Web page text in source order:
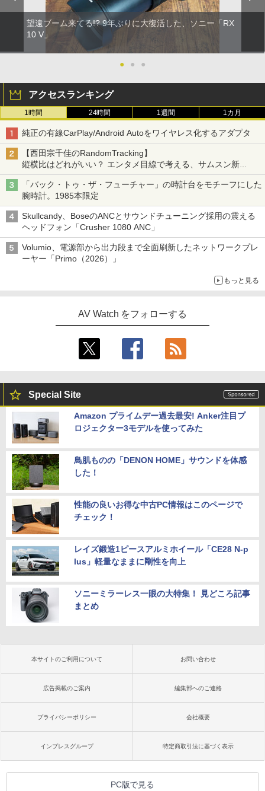
望遠ブーム来てる!? 9年ぶりに大復活した、ソニー「RX
10 V」
● ● ●
アクセスランキング
1時間 24時間 1週間 1カ月
純正の有線CarPlay/Android Autoをワイヤレス化するアダプタ
【西田宗千佳のRandomTracking】
縦横比はどれがいい？ エンタメ目線で考える、サムスン新
「Galaxy Z Fold」
「バック・トゥ・ザ・フューチャー」の時計台をモチーフにした
腕時計。1985本限定
Skullcandy、BoseのANCとサウンドチューニング採用の震える
ヘッドフォン「Crusher 1080 ANC」
Volumio、電源部から出力段まで全面刷新したネットワークプレ
ーヤー「Primo（2026）」
もっと見る
AV Watch をフォローする
Special Site
Amazon プライムデー過去最安! Anker注目プ
ロジェクター3モデルを使ってみた
鳥肌ものの「DENON HOME」サウンドを体感
した！
性能の良いお得な中古PC情報はこのページで
チェック！
レイズ鍛造1ピースアルミホイール「CE28 N-p
lus」軽量なままに剛性を向上
ソニーミラーレス一眼の大特集！ 見どころ記事
まとめ
本サイトのご利用について お問い合わせ
広告掲載のご案内 編集部へのご連絡
プライバシーポリシー 会社概要
インプレスグループ 特定商取引法に基づく表示
PC版で見る